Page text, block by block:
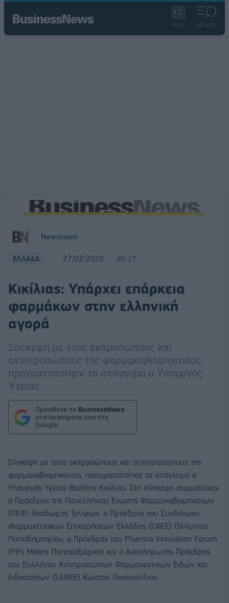
ΡΟΗ ΜΕΝΟΥ
Newsroom
ΕΛΛΑΔΑ 27/02/2020 20:27
Κικίλιας: Υπάρχει επάρκεια
φαρμάκων στην ελληνική
αγορά
Σύσκεψη με τους εκπροσώπους και
αντιπροσώπους της φαρμακοβιομηχανίας,
πραγματοποίησε το απόγευμα ο Υπουργός
Υγείας
Πρόσθεσε το BusinessNews
στα αγαπημένα σου στη
Google
Σύσκεψη με τους εκπροσώπους και αντιπροσώπους της
φαρμακοβιομηχανίας, πραγματοποίησε το απόγευμα ο
Υπουργός Υγείας Βασίλης Κικίλιας. Στη σύσκεψη συμμετείχαν
ο Πρόεδρος της Πανελλήνιας Ένωσης Φαρμακοβιομηχάνων
(ΠΕΦ) Θεόδωρος Τρύφων, ο Πρόεδρος του Συνδέσμου
Φαρμακευτικών Επιχειρήσεων Ελλάδος (ΣΦΕΕ) Ολύμπιος
Παπαδημητρίου, ο Πρόεδρος του Pharma Innovation Forum
(PIF) Μάκης Παπαταξιάρχης και ο Αναπληρωτής Πρόεδρος
του Συλλόγου Αντιπροσώπων Φαρμακευτικών Ειδών και
Ειδικοτήτων (ΣΑΦΕΕ) Κώστας Παναγούλιας.